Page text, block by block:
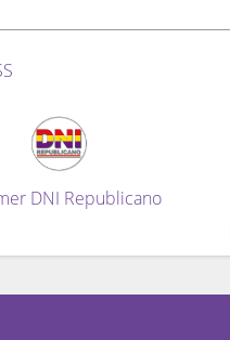
DNI Republicano